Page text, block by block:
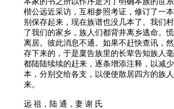
楷公远近采访，互相参照考证，修订了一
别保存起来，现在族谱也没几本了。我们
了我们的家乡，族人们都背井离乡逃命。
离居。彼此消息不通。如果不赶快查讯，
存下来的，于是稟告族里的长辈告知族人
都陆陆续续的赶来，逐条增添注释，以减
本，分别交给各支，以便使散居四方的族
来。
远 祖，陆 通，妻 谢 氏